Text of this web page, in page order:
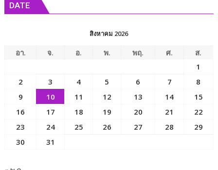
และ
ของ
มนุษย์
ขับ
เคลื่อน
DATE
สิงหาคม 2026
อา. จ. อ. พ. พฤ. ศ.
ส.
1
2
3 4 5 6 7
8
9
10 11 12 13 14
15
16
17 18 19 20 21
22
23
24 25 26 27 28
29
30
31